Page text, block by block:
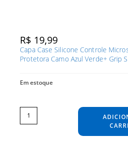
R$ 19,99
Capa Case Silicone Controle
Protetora Camo Azul Verde+ Grip
Em estoque
Capa
Case
Silicone
Controle
Xbox